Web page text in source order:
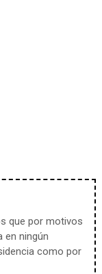
que por motivos
en ningún
como por